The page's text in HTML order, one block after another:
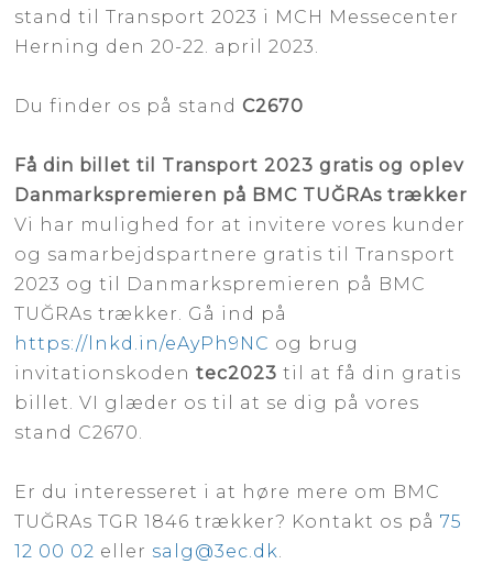
stand til Transport 2023 i MCH Messecenter
Herning den 20-22. april 2023.
Du finder os på stand C2670
Få din billet til Transport 2023 gratis og oplev
Danmarkspremieren på BMC TUĞRAs trækker
​Vi har mulighed for at invitere vores kunder
og samarbejdspartnere gratis til Transport
2023 og til Danmarkspremieren på BMC
TUĞRAs trækker. Gå ind på
https://lnkd.in/eAyPh9NC og brug
invitationskoden tec2023 til at få din gratis
billet. VI glæder os til at se dig på vores
stand C2670.
Er du interesseret i at høre mere om BMC
TUĞRAs TGR 1846 trækker? Kontakt os på 75
12 00 02 eller salg@3ec.dk.